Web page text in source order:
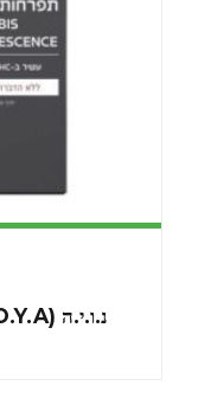
נ.ו.י.ה (N.O.Y.A) – אינדיקה T22/C4